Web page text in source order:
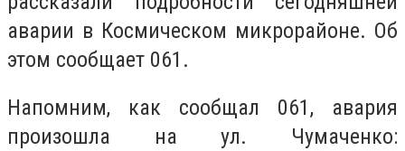
аварии в Космическом микрорайоне. Об
этом сообщает 061.
Напомним, как сообщал 061, авария
произошла на ул. Чумаченко: